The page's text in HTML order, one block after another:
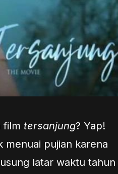
film tersanjung? Yap!
menuai pujian karena
latar waktu tahun